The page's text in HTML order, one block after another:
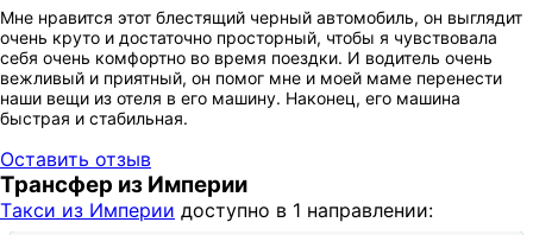
Мне нравится этот блестящий черный автомобиль, он выглядит
очень круто и достаточно просторный, чтобы я чувствовала
себя очень комфортно во время поездки. И водитель очень
вежливый и приятный, он помог мне и моей маме перенести
наши вещи из отеля в его машину. Наконец, его машина
быстрая и стабильная.
Оставить отзыв
Трансфер из Империи
Tакси из Империи доступно в 1 направлении: